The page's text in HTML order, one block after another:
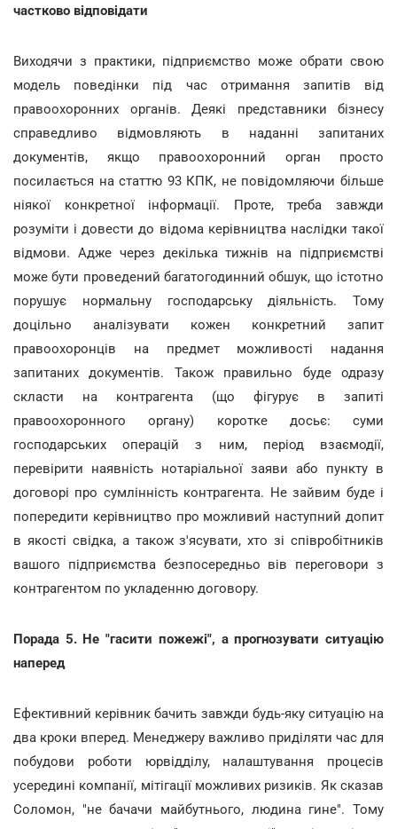
частково відповідати
Виходячи з практики, підприємство може обрати свою
модель поведінки під час отримання запитів від
правоохоронних органів. Деякі представники бізнесу
справедливо відмовляють в наданні запитаних
документів, якщо правоохоронний орган просто
посилається на статтю 93 КПК, не повідомляючи більше
ніякої конкретної інформації. Проте, треба завжди
розуміти і довести до відома керівництва наслідки такої
відмови. Адже через декілька тижнів на підприємстві
може бути проведений багатогодинний обшук, що істотно
порушує нормальну господарську діяльність. Тому
доцільно аналізувати кожен конкретний запит
правоохоронців на предмет можливості надання
запитаних документів. Також правильно буде одразу
скласти на контрагента (що фігурує в запиті
правоохоронного органу) коротке досьє: суми
господарських операцій з ним, період взаємодії,
перевірити наявність нотаріальної заяви або пункту в
договорі про сумлінність контрагента. Не зайвим буде і
попередити керівництво про можливий наступний допит
в якості свідка, а також з'ясувати, хто зі співробітників
вашого підприємства безпосередньо вів переговори з
контрагентом по укладенню договору.
Порада 5. Не "гасити пожежі", а прогнозувати ситуацію
наперед
Ефективний керівник бачить завжди будь-яку ситуацію на
два кроки вперед. Менеджеру важливо приділяти час для
побудови роботи юрвідділу, налаштування процесів
усередині компанії, мітігації можливих ризиків. Як сказав
Соломон, "не бачачи майбутнього, людина гине". Тому